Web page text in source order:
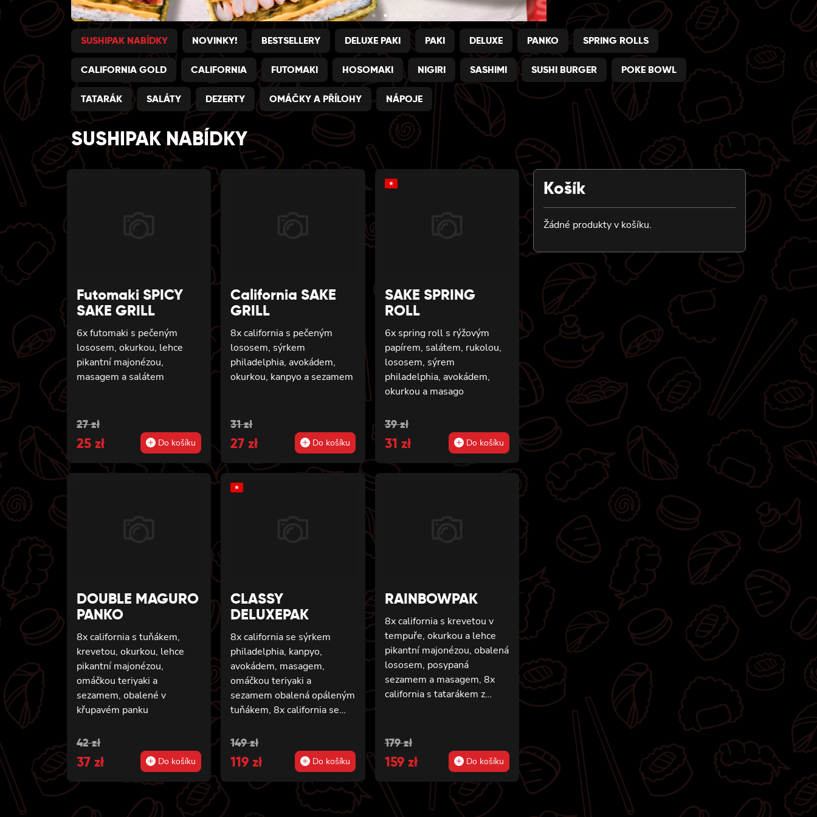
SUSHIPAK NABÍDKY NOVINKY! BESTSELLERY DELUXE PAKI PAKI DELUXE PANKO SPRING ROLLS
CALIFORNIA GOLD CALIFORNIA FUTOMAKI HOSOMAKI NIGIRI SASHIMI SUSHI BURGER POKE BOWL
TATARÁK SALÁTY DEZERTY OMÁČKY A PŘÍLOHY NÁPOJE
SUSHIPAK NABÍDKY
Futomaki SPICY
SAKE GRILL
6x futomaki s pečeným
lososem, okurkou, lehce
pikantní majonézou,
masagem a salátem
27zł
Původní
cena
byla:
25 zł
Aktuální
cena
je:
Do košíku
California SAKE
GRILL
8x california s pečeným
lososem, sýrkem
philadelphia, avokádem,
okurkou, kanpyo a sezamem
31zł
Původní
cena
byla:
31 zł.
27zł
Aktuální
cena
je:
27 zł.
Do košíku
★
SAKE SPRING
ROLL
6x spring roll s rýžovým
papírem, salátem, rukolou,
lososem, sýrem
philadelphia, avokádem,
okurkou a masago
39zł
Původní
cena
byla:
31 zł
Aktuální
cena
je:
Do košíku
DOUBLE MAGURO
PANKO
8x california s tuňákem,
krevetou, okurkou, lehce
pikantní majonézou,
omáčkou teriyaki a
sezamem, obalené v
křupavém panku
42zł
Původní
cena
byla:
42 zł.
37 zł
Aktuální
cena
je:
37 zł.
Do košíku
★
CLASSY
DELUXEPAK
8x california se sýrkem
philadelphia, kanpyo,
avokádem, masagem,
omáčkou teriyaki a
sezamem obalená opáleným
tuňákem, 8x california se
okurkou a avokádem
obalená lososem, 8x
california s krevetou v
tempuře, avokádem, lehce
pikantní majonézou, obalená
krevetou
149zł
Původní
cena
byla:
119zł
Aktuální
cena
je:
Do košíku
RAINBOWPAK
8x california s krevetou v
tempuře, okurkou a lehce
pikantní majonézou, obalená
lososem, posypaná
sezamem a masagem, 8x
california s tatarákem z
arare a pažitkou, 8x
california s avokádem,
mangem, úhořem a
krevetou, obalená opáleným
lososem, přelitá omáčkou
teriyaki a posypaná
179zł
Původní
cena
byla:
179 zł.
159 zł
Aktuální
cena
je:
159 zł.
Do košíku
Košík
Žádné produkty v košíku.